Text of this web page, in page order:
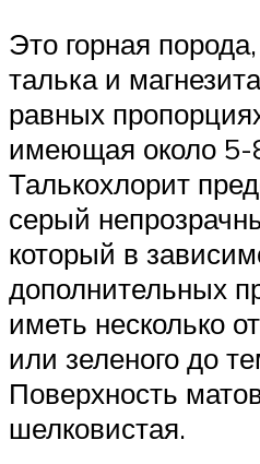
Это горная
талька и
равных
имеющая около 5-
Талькохлорит
серый
который в
дополнительных
иметь несколько
или зеленого до
Поверхность
шелковистая.